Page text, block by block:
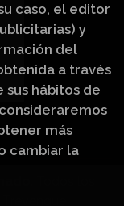
caso, el editor
y
del
a través
hábitos de
más
cambiar la